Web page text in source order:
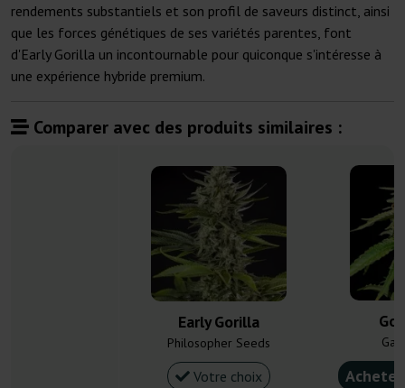
rendements substantiels et son profil de saveurs distinct, ainsi
que les forces génétiques de ses variétés parentes, font
d'Early Gorilla un incontournable pour quiconque s'intéresse à
une expérience hybride premium.
Comparer avec des produits similaires :
Early Gorilla
Philosopher Seeds
Votre choix